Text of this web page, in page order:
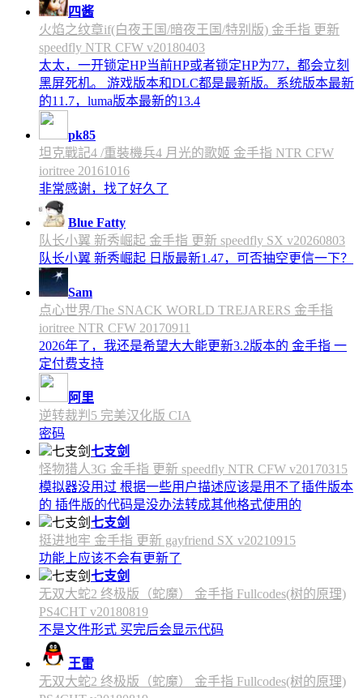
四酱
火焰之纹章if(白夜王国/暗夜王国/特别版) 金手指 更新
speedfly NTR CFW v20180403
太太，一开锁定HP当前HP或者锁定HP为77，都会立刻
黑屏死机。 游戏版本和DLC都是最新版。系统版本最新
的11.7，luma版本最新的13.4
pk85
坦克戰記4 /重裝機兵4 月光的歌姬 金手指 NTR CFW
ioritree 20161016
非常感谢，找了好久了
Blue Fatty
队长小翼 新秀崛起 金手指 更新 speedfly SX v20260803
队长小翼 新秀崛起 日版最新1.47，可否抽空更信一下？
Sam
点心世界/The SNACK WORLD TREJARERS 金手指
ioritree NTR CFW 20170911
2026年了，我还是希望大大能更新3.2版本的 金手指 一
定付费支持
阿里
逆转裁判5 完美汉化版 CIA
密码
七支剑
怪物猎人3G 金手指 更新 speedfly NTR CFW v20170315
模拟器没用过 根据一些用户描述应该是用不了插件版本
的 插件版的代码是没办法转成其他格式使用的
七支剑
挺进地牢 金手指 更新 gayfriend SX v20210915
功能上应该不会有更新了
七支剑
无双大蛇2 终极版（蛇魔） 金手指 Fullcodes(树的原理)
PS4CHT v20180819
不是文件形式 买完后会显示代码
王雷
无双大蛇2 终极版（蛇魔） 金手指 Fullcodes(树的原理)